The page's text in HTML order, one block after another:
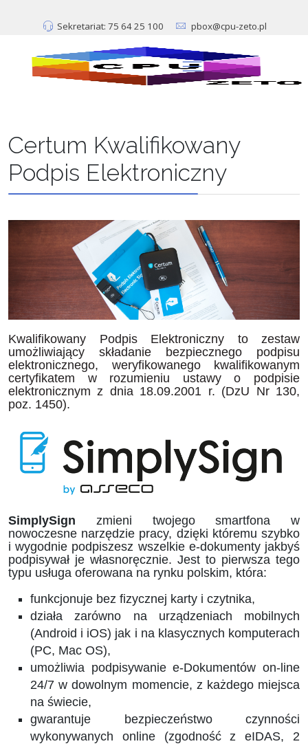
Sekretariat: 75 64 25 100 pbox@cpu-zeto.pl
Certum Kwalifikowany
Podpis Elektroniczny
Kwalifikowany Podpis Elektroniczny to zestaw
umożliwiający składanie bezpiecznego podpisu
elektronicznego, weryfikowanego kwalifikowanym
certyfikatem w rozumieniu ustawy o podpisie
elektronicznym z dnia 18.09.2001 r. (DzU Nr 130,
poz. 1450).
SimplySign zmieni twojego smartfona w
nowoczesne narzędzie pracy, dzięki któremu szybko
i wygodnie podpiszesz wszelkie e‑dokumenty jakbyś
podpisywał je własnoręcznie. Jest to pierwsza tego
typu usługa oferowana na rynku polskim, która:
funkcjonuje bez fizycznej karty i czytnika,
działa zarówno na urządzeniach mobilnych
(Android i iOS) jak i na klasycznych komputerach
(PC, Mac OS),
umożliwia podpisywanie e-Dokumentów on-line
24/7 w dowolnym momencie, z każdego miejsca
na świecie,
gwarantuje bezpieczeństwo czynności
wykonywanych online (zgodność z eIDAS, 2